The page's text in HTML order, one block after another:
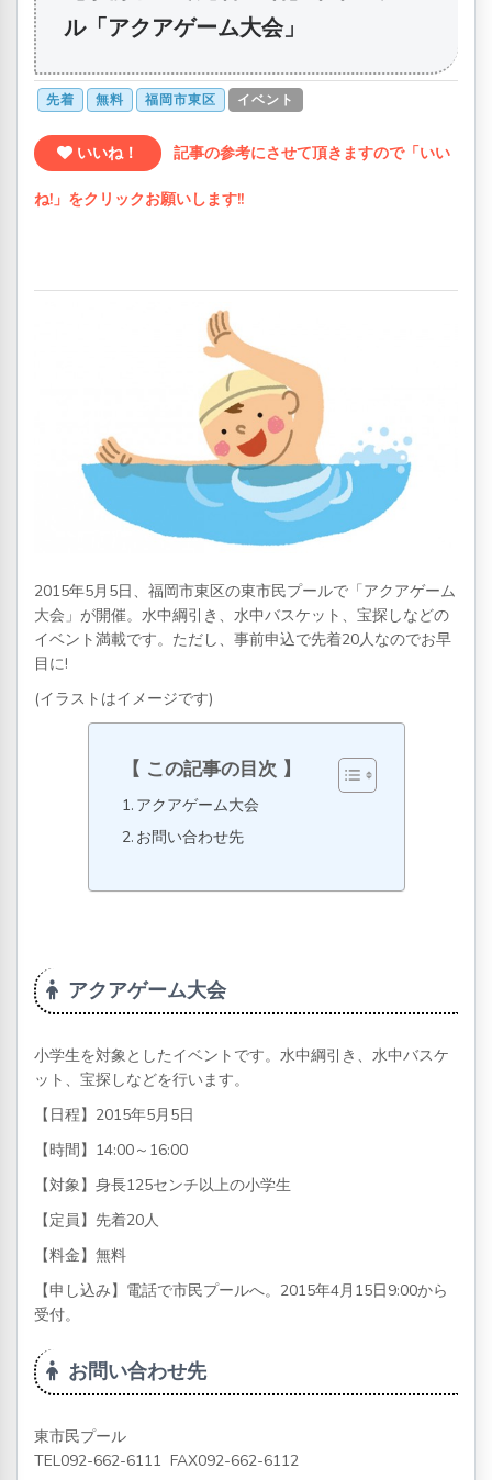
ル「アクアゲーム大会」
先着 無料 福岡市東区 イベント
いいね！ 記事の参考にさせて頂きますので「いい
ね!」をクリックお願いします!!
2015年5月5日、福岡市東区の東市民プールで「アクアゲーム
大会」が開催。水中綱引き、水中バスケット、宝探しなどの
イベント満載です。ただし、事前申込で先着20人なのでお早
目に!
(イラストはイメージです)
この記事の目次
アクアゲーム大会
お問い合わせ先
アクアゲーム大会
小学生を対象としたイベントです。水中綱引き、水中バスケ
ット、宝探しなどを行います。
【日程】2015年5月5日
【時間】14:00～16:00
【対象】身長125センチ以上の小学生
【定員】先着20人
【料金】無料
【申し込み】電話で市民プールへ。2015年4月15日9:00から
受付。
お問い合わせ先
東市民プール
TEL092-662-6111 FAX092-662-6112